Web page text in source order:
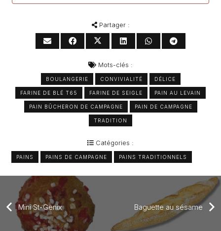
Partager :
Mots-clés :
BOULANGERIE CONVIVIALITÉ DÉLICE
FARINE DE BLÉ T65 FARINE DE SEIGLE PAIN AU LEVAIN
PAIN BÛCHERON DE CAMPAGNE PAIN DE CAMPAGNE
TRADITION
Catégories :
PAINS PAINS DE CAMPAGNE PAINS TRADITIONNELS
Mini St-Genix Baguette au sésame